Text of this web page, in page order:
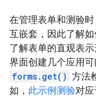
在管理表单和测验
互嵌套，因此了解
了解表单的直观表
界面创建几个应用
forms.get() 方法
如， 此示例测验对应